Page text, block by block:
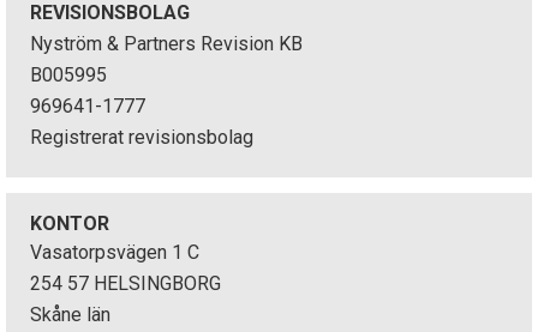
n
p
REVISIONSBOLAG
Nyström & Partners Revision KB
B005995
969641-1777
Registrerat revisionsbolag
KONTOR
Vasatorpsvägen 1 C
254 57 HELSINGBORG
Skåne län